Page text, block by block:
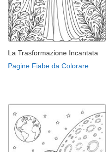
La Trasformazione Incantata
Pagine Fiabe da Colorare